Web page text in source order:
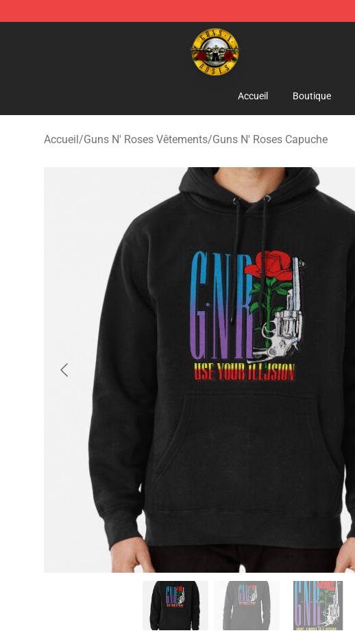
Guns N' Roses Store - Official Guns N' Roses Merchandise Shop
Accueil Boutique
Accueil/Guns N' Roses Vêtements/Guns N' Roses Capuche